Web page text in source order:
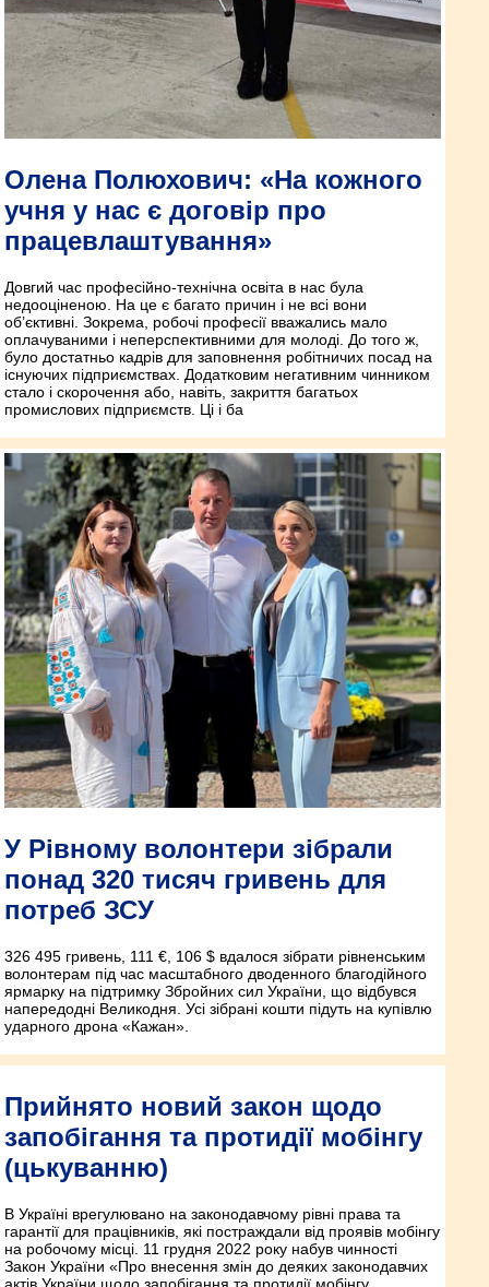
Олена Полюхович: «На кожного
учня у нас є договір про
працевлаштування»
Довгий час професійно-технічна освіта в нас була
недооціненою. На це є багато причин і не всі вони
об’єктивні. Зокрема, робочі професії вважались мало
оплачуваними і неперспективними для молоді. До того ж,
було достатньо кадрів для заповнення робітничих посад на
існуючих підприємствах. Додатковим негативним чинником
стало і скорочення або, навіть, закриття багатьох
промислових підприємств. Ці і ба
У Рівному волонтери зібрали
понад 320 тисяч гривень для
потреб ЗСУ
326 495 гривень, 111 €, 106 $ вдалося зібрати рівненським
волонтерам під час масштабного дводенного благодійного
ярмарку на підтримку Збройних сил України, що відбувся
напередодні Великодня. Усі зібрані кошти підуть на купівлю
ударного дрона «Кажан».
Прийнято новий закон щодо
запобігання та протидії мобінгу
(цькуванню)
В Україні врегулювано на законодавчому рівні права та
гарантії для працівників, які постраждали від проявів мобінгу
на робочому місці. 11 грудня 2022 року набув чинності
Закон України «Про внесення змін до деяких законодавчих
актів України щодо запобігання та протидії мобінгу